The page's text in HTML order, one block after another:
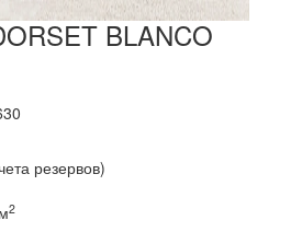
BLANCO
резервов)
м2